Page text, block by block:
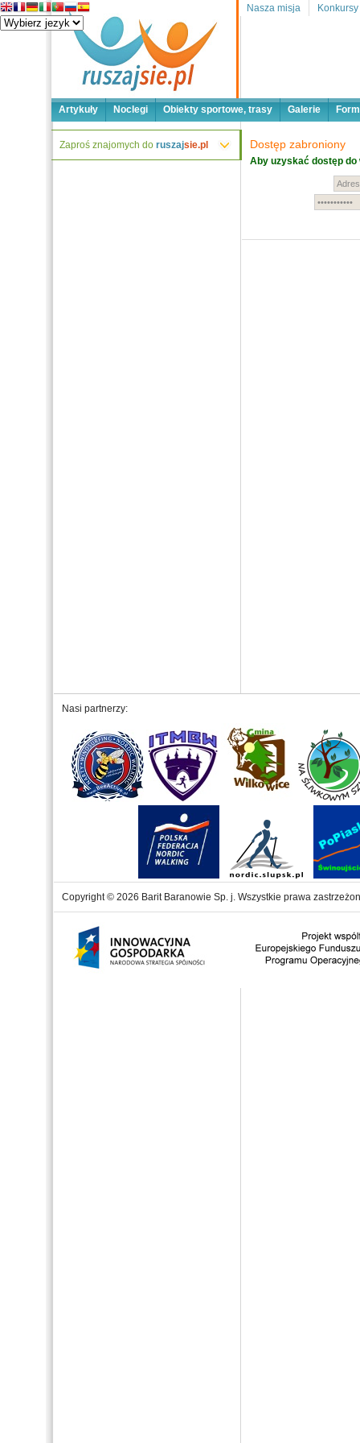
Nasza misja Konkursy
Artykuły Noclegi Obiekty sportowe, trasy Galerie
Zaproś znajomych do ruszajsie.pl Dostęp zabroniony
Aby uzyskać dostęp do
Nasi partnerzy:
Copyright © 2026 Barit Baranowie Sp. j. Wszystkie prawa